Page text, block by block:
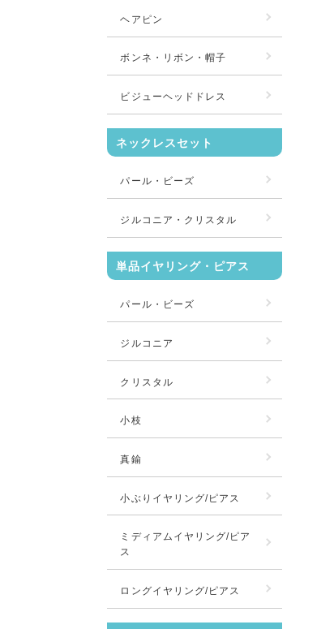
ヘアピン
ボンネ・リボン・帽子
ビジューヘッドドレス
ネックレスセット
パール・ビーズ
ジルコニア・クリスタル
単品イヤリング・ピアス
パール・ビーズ
ジルコニア
クリスタル
小枝
真鍮
小ぶりイヤリング/ピアス
ミディアムイヤリング/ピア
ス
ロングイヤリング/ピアス